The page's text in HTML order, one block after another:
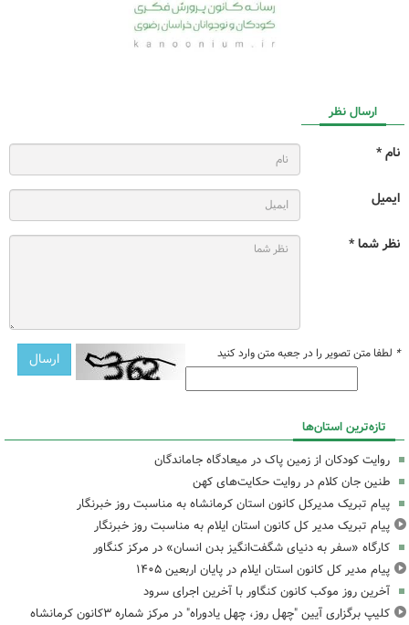
ارسال نظر
نام *
ایمیل
نظر شما *
* لطفا متن تصویر را در جعبه متن وارد کنید
تازه‌ترین استان‌ها
روایت کودکان از زمین پاک در میعادگاه جاماندگان
طنین جان کلام در روایت حکایت‌های کهن
پیام تبریک مدیرکل کانون استان کرمانشاه به مناسبت روز خبرنگار
پیام تبریک مدیر کل کانون استان ایلام به مناسبت روز خبرنگار
کارگاه «سفر به دنیای شگفت‌انگیز بدن انسان» در مرکز کنگاور
پیام مدیر کل کانون استان ایلام در پایان اربعین ۱۴۰۵
آخرین روز موکب کانون کنگاور با آخرین اجرای سرود
کلیپ برگزاری آیین "چهل روز، چهل یادوراه" در مرکز شماره ۳کانون کرمانشاه